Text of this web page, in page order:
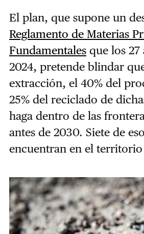
El plan, que supone un
Reglamento de Materias
Fundamentalesque los 27
2024, pretende blindar
extracción, el 40% del
25% del reciclado de
haga dentro de las
antes de 2030. Siete de
encuentran en el territorio